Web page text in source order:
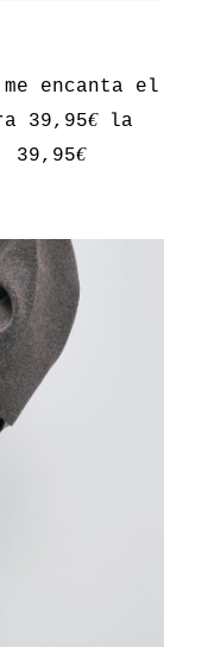
encanta el
39,95€la
39,95€